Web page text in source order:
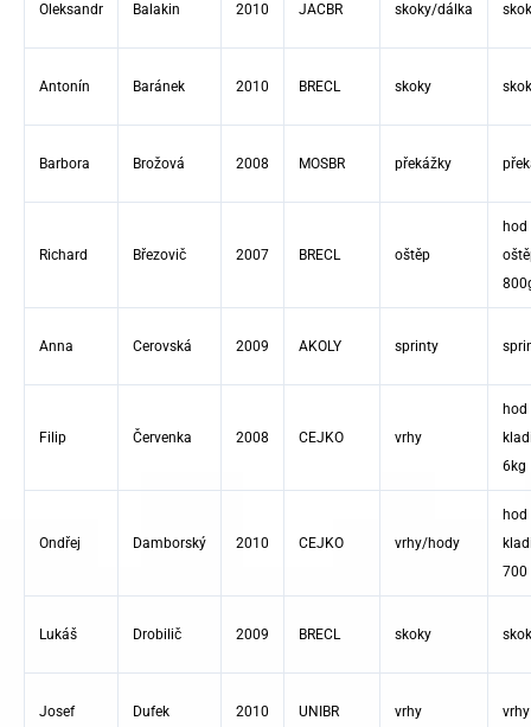
Oleksandr Balakin 2010 JACBR skoky/dálka
Antonín Baránek 2010 BRECL skoky
Barbora Brožová 2008 MOSBR překážky
Richard Březovič 2007 BRECL oštěp
hod
Anna Cerovská 2009 AKOLY sprinty
Filip Červenka 2008 CEJKO vrhy
hod
6kg
Ondřej Damborský 2010 CEJKO vrhy/hody
hod
700
Lukáš Drobilič 2009 BRECL skoky
Josef Dufek 2010 UNIBR vrhy vrhy